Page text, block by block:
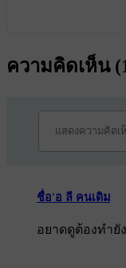
ความคิดเห็น (
ชื่อ'อ ลี คนเดิม
อยาดดูต้องทำยั